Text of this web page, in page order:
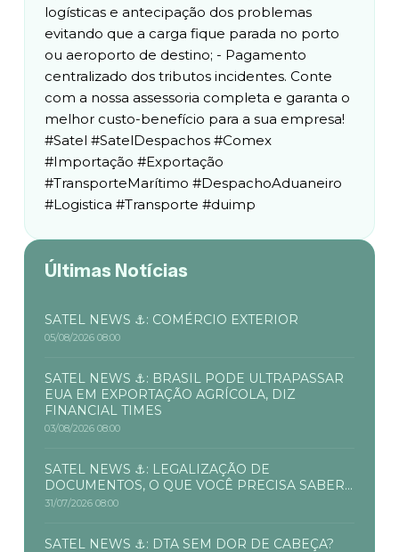
logísticas e antecipação dos problemas
evitando que a carga fique parada no porto
ou aeroporto de destino; - Pagamento
centralizado dos tributos incidentes. Conte
com a nossa assessoria completa e garanta o
melhor custo-benefício para a sua empresa!
#Satel #SatelDespachos #Comex
#Importação #Exportação
#TransporteMarítimo #DespachoAduaneiro
#Logistica #Transporte #duimp
Últimas Notícias
SATEL NEWS ⚓: COMÉRCIO EXTERIOR
05/08/2026 08:00
SATEL NEWS ⚓: BRASIL PODE ULTRAPASSAR
EUA EM EXPORTAÇÃO AGRÍCOLA, DIZ
FINANCIAL TIMES
03/08/2026 08:00
SATEL NEWS ⚓: LEGALIZAÇÃO DE
DOCUMENTOS, O QUE VOCÊ PRECISA SABER...
31/07/2026 08:00
SATEL NEWS ⚓: DTA SEM DOR DE CABEÇA?